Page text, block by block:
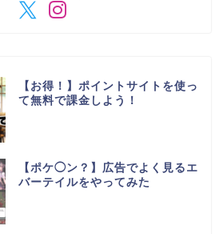
【お得！】ポイントサイトを使っ
て無料で課金しよう！
【ポケ◯ン？】広告でよく見るエ
バーテイルをやってみた